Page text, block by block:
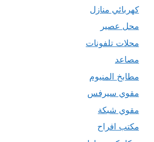
كهربائي منازل
محل عصير
محلات تلفونات
مصاعد
مطابخ المنيوم
مقوي سيرفس
مقوي شبكة
مكتب افراح